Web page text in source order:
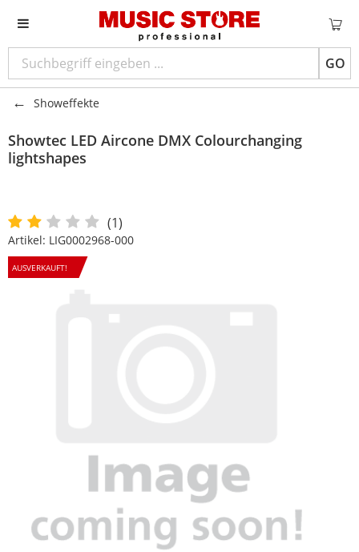
GO
Showeffekte
Showtec LED Aircone DMX Colourchanging
lightshapes
(1)
Artikel: LIG0002968-000
AUSVERKAUFT!